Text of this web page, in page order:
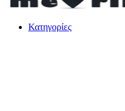
Κατηγορίες